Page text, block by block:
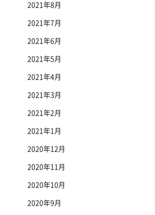
2021年8月
2021年7月
2021年6月
2021年5月
2021年4月
2021年3月
2021年2月
2021年1月
2020年12月
2020年11月
2020年10月
2020年9月